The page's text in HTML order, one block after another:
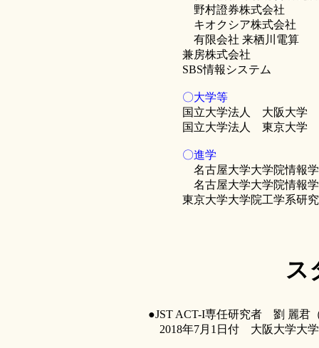
野村證券株式会社
キオクシア株式会社
有限会社 来栖川電算
兼房株式会社
SBS情報システム
〇大学等
国立大学法人 大阪大学
国立大学法人 東京大学
〇進学
名古屋大学大学院情報
名古屋大学大学院情報
東京大学大学院工学系研
ス
●JST ACT-I専任研究者 劉 麗君
2018年7月1日付 大阪大学大